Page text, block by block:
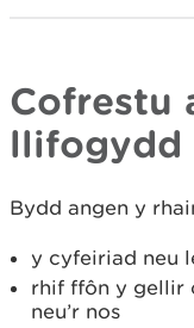
Cofrestu
llifogydd
Bydd angen y
y cyfeiriad neu
rhif ffôn y gellir
neu’r nos